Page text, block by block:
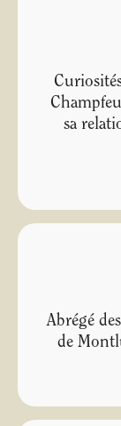
sa
Abrégé
de